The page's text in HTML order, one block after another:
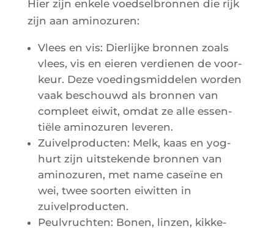
Hier zijn enkele voed­sel­bron­nen die rijk
zijn aan aminozuren:
Vlees en vis: Dier­lijke bron­nen zoals
vlees, vis en eie­ren ver­die­nen de voor­
keur. Deze voe­ding­smid­de­len wor­den
vaak bes­chouwd als bron­nen van
com­pleet eiwit, omdat ze alle essen­
tiële ami­no­zu­ren leveren.
Zui­vel­pro­duc­ten: Melk, kaas en yog­
hurt zijn uits­te­kende bron­nen van
ami­no­zu­ren, met name caseïne en
wei, twee soor­ten eiwit­ten in
zuivelproducten.
Peul­vruch­ten: Bonen, lin­zen, kik­ke­